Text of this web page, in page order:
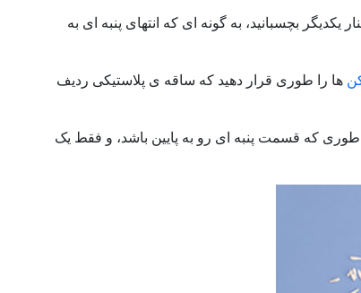
بچسبانید، به گونه ای که انتهای پنبه ای به
ها را طوری قرار دهید که ساقه ی پلاستیکی ردیف
طوری که قسمت پنبه ای رو به پایین باشد، و فقط یک